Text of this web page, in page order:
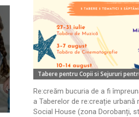
Tabere pentru Copii si Sejururi
Re:creăm bucuria de a fi
a Taberelor de re:creație urbană
Social House (zona Dorobanți,